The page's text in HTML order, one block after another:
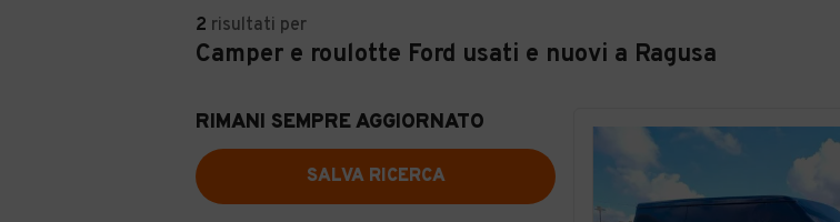
2 risultati per
Camper e roulotte Ford usati e nuovi a Ragusa
RIMANI SEMPRE AGGIORNATO
SALVA RICERCA